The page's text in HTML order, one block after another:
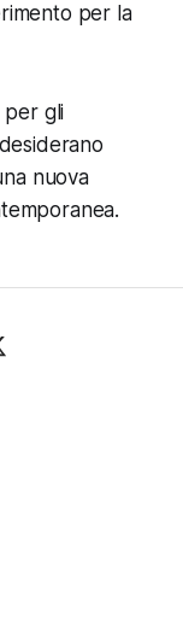
per la
per gli
nuova